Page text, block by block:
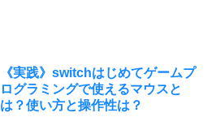
《実践》switchはじめてゲームプ
ログラミングで使えるマウスと
は？使い方と操作性は？